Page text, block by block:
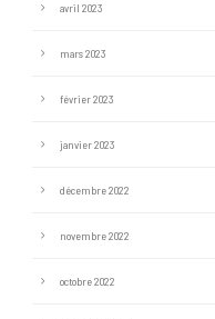
avril 2023
mars 2023
février 2023
janvier 2023
décembre 2022
novembre 2022
octobre 2022